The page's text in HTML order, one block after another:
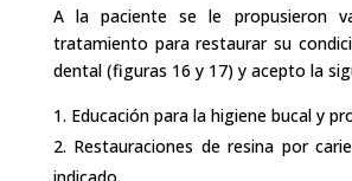
A la paciente se le propusieron
tratamiento para restaurar su
dental (figuras 16 y 17) y acepto la
Educación para la higiene bucal y
Restauraciones de resina por